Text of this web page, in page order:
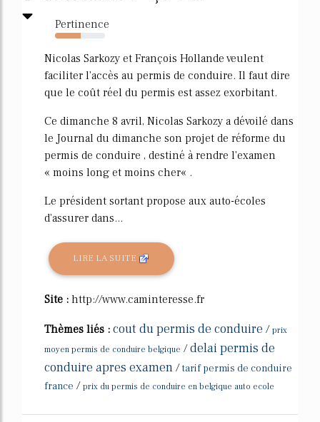
Pertinence
52%
Nicolas Sarkozy et François Hollande veulent
faciliter l'accès au permis de conduire. Il faut dire
que le coût réel du permis est assez exorbitant.
Ce dimanche 8 avril, Nicolas Sarkozy a dévoilé dans
le Journal du dimanche son projet de réforme du
permis de conduire , destiné à rendre l'examen
« moins long et moins cher« .
Le président sortant propose aux auto-écoles
d'assurer dans...
LIRE LA SUITE
Site : http://www.caminteresse.fr
Thèmes liés : cout du permis de conduire / prix
moyen permis de conduire belgique /delai permis de
conduire apres examen /tarif permis de conduire
france / prix du permis de conduire en belgique auto ecole